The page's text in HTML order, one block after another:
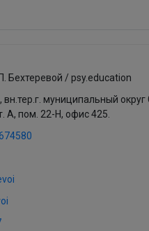
Бехтеревой / psy.education
вн.тер.г. муниципальный
А, пом. 22-Н, офис 425.